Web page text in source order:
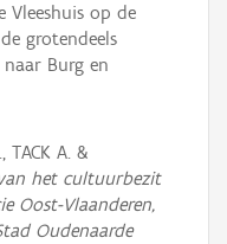
Vleeshuis op de
grotendeels
Burg en
TACK A. &
het cultuurbezit
Oost-Vlaanderen,
Oudenaarde